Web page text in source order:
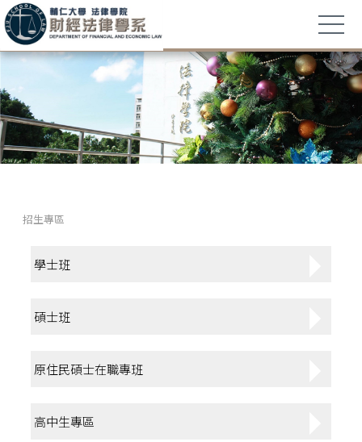
招生專區
學士班
碩士班
原住民碩士在職專班
高中生專區